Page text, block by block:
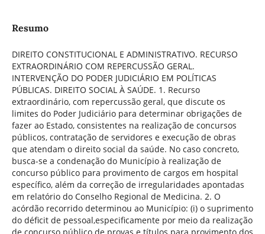
Resumo
DIREITO CONSTITUCIONAL E ADMINISTRATIVO. RECURSO
EXTRAORDINÁRIO COM REPERCUSSÃO GERAL.
INTERVENÇÃO DO PODER JUDICIÁRIO EM POLÍTICAS
PÚBLICAS. DIREITO SOCIAL À SAÚDE. 1. Recurso
extraordinário, com repercussão geral, que discute os
limites do Poder Judiciário para determinar obrigações de
fazer ao Estado, consistentes na realização de concursos
públicos, contratação de servidores e execução de obras
que atendam o direito social da saúde. No caso concreto,
busca-se a condenação do Município à realização de
concurso público para provimento de cargos em hospital
específico, além da correção de irregularidades apontadas
em relatório do Conselho Regional de Medicina. 2. O
acórdão recorrido determinou ao Município: (i) o suprimento
do déficit de pessoal,especificamente por meio da realização
de concurso público de provas e títulos para provimento dos